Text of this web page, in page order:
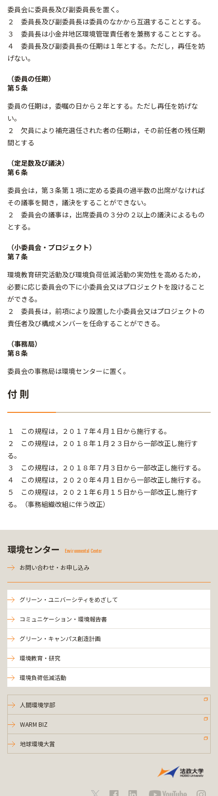
委員会に委員長及び副委員長を置く。
２ 委員長及び副委員長は委員のなかから互選することとする。
３ 委員長は小金井地区環境管理責任者を兼務することとする。
４ 委員長及び副委員長の任期は１年とする。ただし，再任を妨
げない。
（委員の任期）
第５条
委員の任期は，委嘱の日から２年とする。ただし再任を妨げな
い。
２ 欠員により補充選任された者の任期は，その前任者の残任期
間とする
（定足数及び議決）
第６条
委員会は，第３条第１項に定める委員の過半数の出席がなければ
その議事を開き，議決をすることができない。
２ 委員会の議事は，出席委員の３分の２以上の議決によるもの
とする。
（小委員会・プロジェクト）
第７条
環境教育研究活動及び環境負荷低減活動の実効性を高めるため，
必要に応じ委員会の下に小委員会又はプロジェクトを設けること
ができる。
２ 委員長は，前項により設置した小委員会又はプロジェクトの
責任者及び構成メンバーを任命することができる。
（事務局）
第８条
委員会の事務局は環境センターに置く。
付 則
１ この規程は，２０１７年４月１日から施行する。
２ この規程は，２０１８年１月２３日から一部改正し施行す
る。
３ この規程は，２０１８年７月３日から一部改正し施行する。
４ この規程は，２０２０年４月１日から一部改正し施行する。
５ この規程は，２０２１年６月１５日から一部改正し施行す
る。（事務組織改組に伴う改正）
環境センター Environmental Center
お問い合わせ・お申し込み
グリーン・ユニバーシティをめざして
コミュニケーション・環境報告書
グリーン・キャンパス創造計画
環境教育・研究
環境負荷低減活動
人間環境学部
WARM BIZ
地球環境大賞